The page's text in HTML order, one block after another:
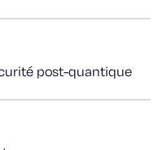
post-quantique